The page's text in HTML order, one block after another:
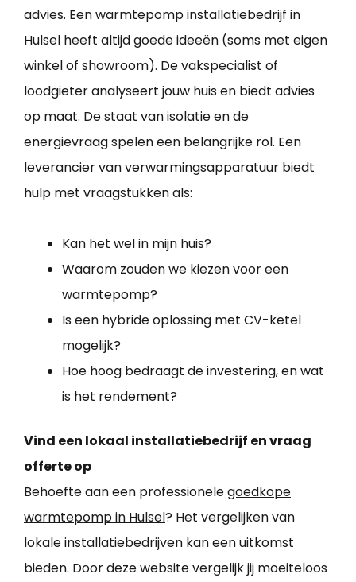
advies. Een warmtepomp installatiebedrijf in
Hulsel heeft altijd goede ideeën (soms met eigen
winkel of showroom). De vakspecialist of
loodgieter analyseert jouw huis en biedt advies
op maat. De staat van isolatie en de
energievraag spelen een belangrijke rol. Een
leverancier van verwarmingsapparatuur biedt
hulp met vraagstukken als:
Kan het wel in mijn huis?
Waarom zouden we kiezen voor een
warmtepomp?
Is een hybride oplossing met CV-ketel
mogelijk?
Hoe hoog bedraagt de investering, en wat
is het rendement?
Vind een lokaal installatiebedrijf en vraag
offerte op
Behoefte aan een professionelegoedkope
warmtepomp in Hulsel? Het vergelijken van
lokale installatiebedrijven kan een uitkomst
bieden. Door deze website vergelijk jij moeiteloos